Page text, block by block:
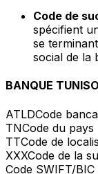
Code de
spécifient
se
social de la
BANQUE
ATLDCode
TNCode du pays
TTCode de
XXXCode de la
Code SWIFT/